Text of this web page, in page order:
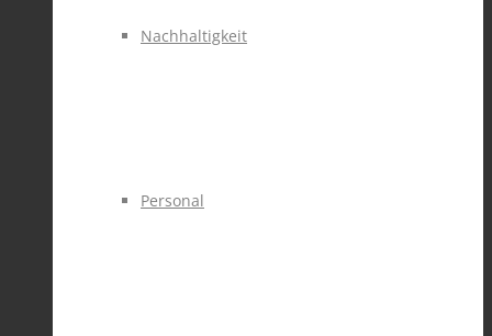
Nachhaltigkeit
Personal